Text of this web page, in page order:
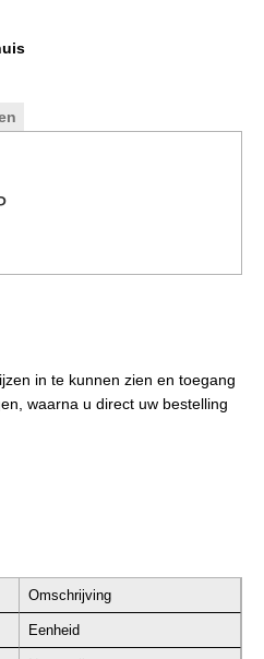
in te kunnen zien en toegang
waarna u direct uw bestelling
Omschrijving
Eenheid